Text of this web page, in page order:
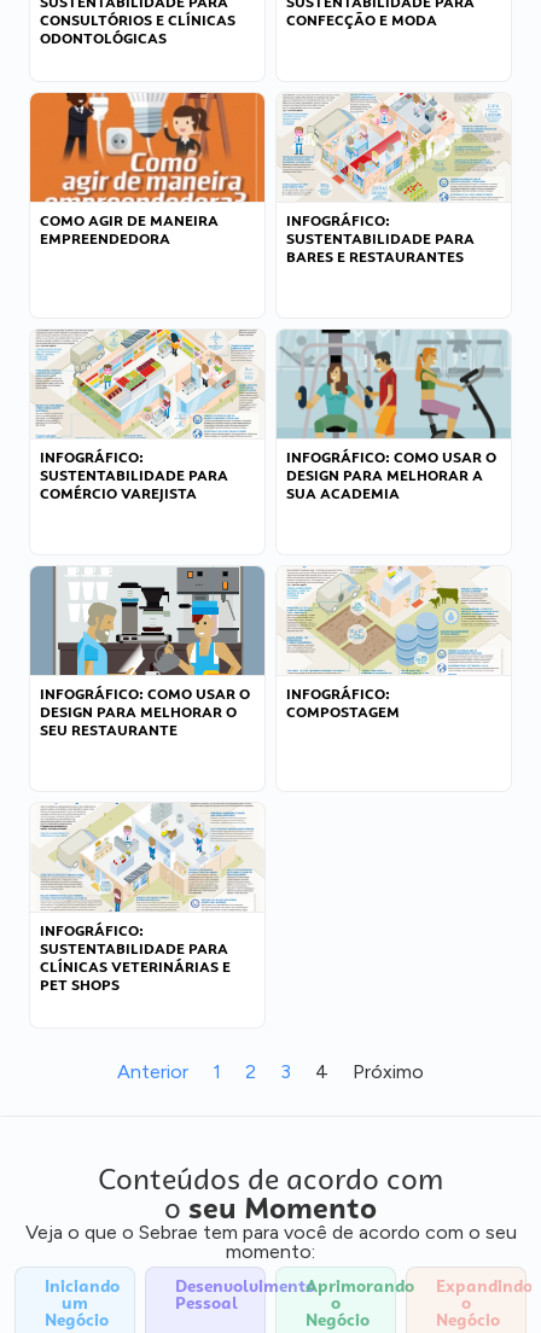
CONSULTÓRIOS E CLÍNICAS
ODONTOLÓGICAS
CONFECÇÃO E MODA
COMO AGIR DE MANEIRA
EMPREENDEDORA
INFOGRÁFICO:
SUSTENTABILIDADE PARA
BARES E RESTAURANTES
INFOGRÁFICO:
SUSTENTABILIDADE PARA
COMÉRCIO VAREJISTA
INFOGRÁFICO: COMO USAR O
DESIGN PARA MELHORAR A
SUA ACADEMIA
INFOGRÁFICO: COMO USAR O
DESIGN PARA MELHORAR O
SEU RESTAURANTE
INFOGRÁFICO:
COMPOSTAGEM
INFOGRÁFICO:
SUSTENTABILIDADE PARA
CLÍNICAS VETERINÁRIAS E
PET SHOPS
Anterior 1 2 3 4 Próximo
Conteúdos de acordo com
o seu Momento
Veja o que o Sebrae tem para você de acordo com o seu
momento:
Iniciando
um
Negócio
Desenvolvimento
Pessoal
Aprimorando
o
Negócio
Expandindo
o
Negócio